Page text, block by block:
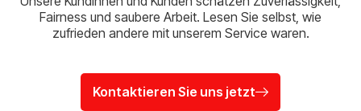
Fairness und saubere Arbeit. Lesen Sie selbst, wie
zufrieden andere mit unserem Service waren.
Kontaktieren Sie uns jetzt